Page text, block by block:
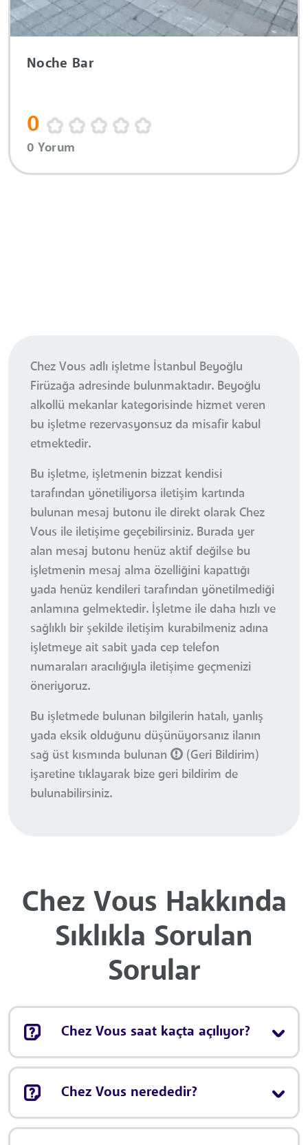
Noche Bar
0
0 Yorum
Chez Vous adlı işletme İstanbul Beyoğlu
Firüzağa adresinde bulunmaktadır. Beyoğlu
alkollü mekanlar kategorisinde hizmet veren
bu işletme rezervasyonsuz da misafir kabul
etmektedir.
Bu işletme, işletmenin bizzat kendisi
tarafından yönetiliyorsa iletişim kartında
bulunan mesaj butonu ile direkt olarak Chez
Vous ile iletişime geçebilirsiniz. Burada yer
alan mesaj butonu henüz aktif değilse bu
işletmenin mesaj alma özelliğini kapattığı
yada henüz kendileri tarafından yönetilmediği
anlamına gelmektedir. İşletme ile daha hızlı ve
sağlıklı bir şekilde iletişim kurabilmeniz adına
işletmeye ait sabit yada cep telefon
numaraları aracılığıyla iletişime geçmenizi
öneriyoruz.
Bu işletmede bulunan bilgilerin hatalı, yanlış
yada eksik olduğunu düşünüyorsanız ilanın
sağ üst kısmında bulunan
(Geri Bildirim)
işaretine tıklayarak bize geri bildirim de
bulunabilirsiniz.
Chez Vous Hakkında
Sıklıkla Sorulan
Sorular
Chez Vous saat kaçta açılıyor?
Chez Vous nerededir?